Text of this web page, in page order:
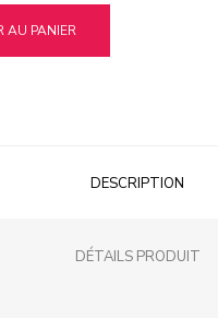
AU PANIER
DESCRIPTION
DÉTAILS PRODUIT